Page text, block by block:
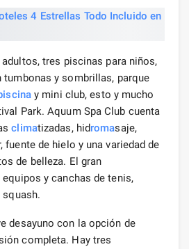
tres piscinas para niños,
tumbonas y sombrillas, parque
y mini club, esto y mucho
Park. Aquum Spa Club cuenta
climatizadas, hidromasaje,
fuente de hielo y una variedad de
de belleza. El gran
y canchas de tenis,
desayuno con la opción de
completa. Hay tres